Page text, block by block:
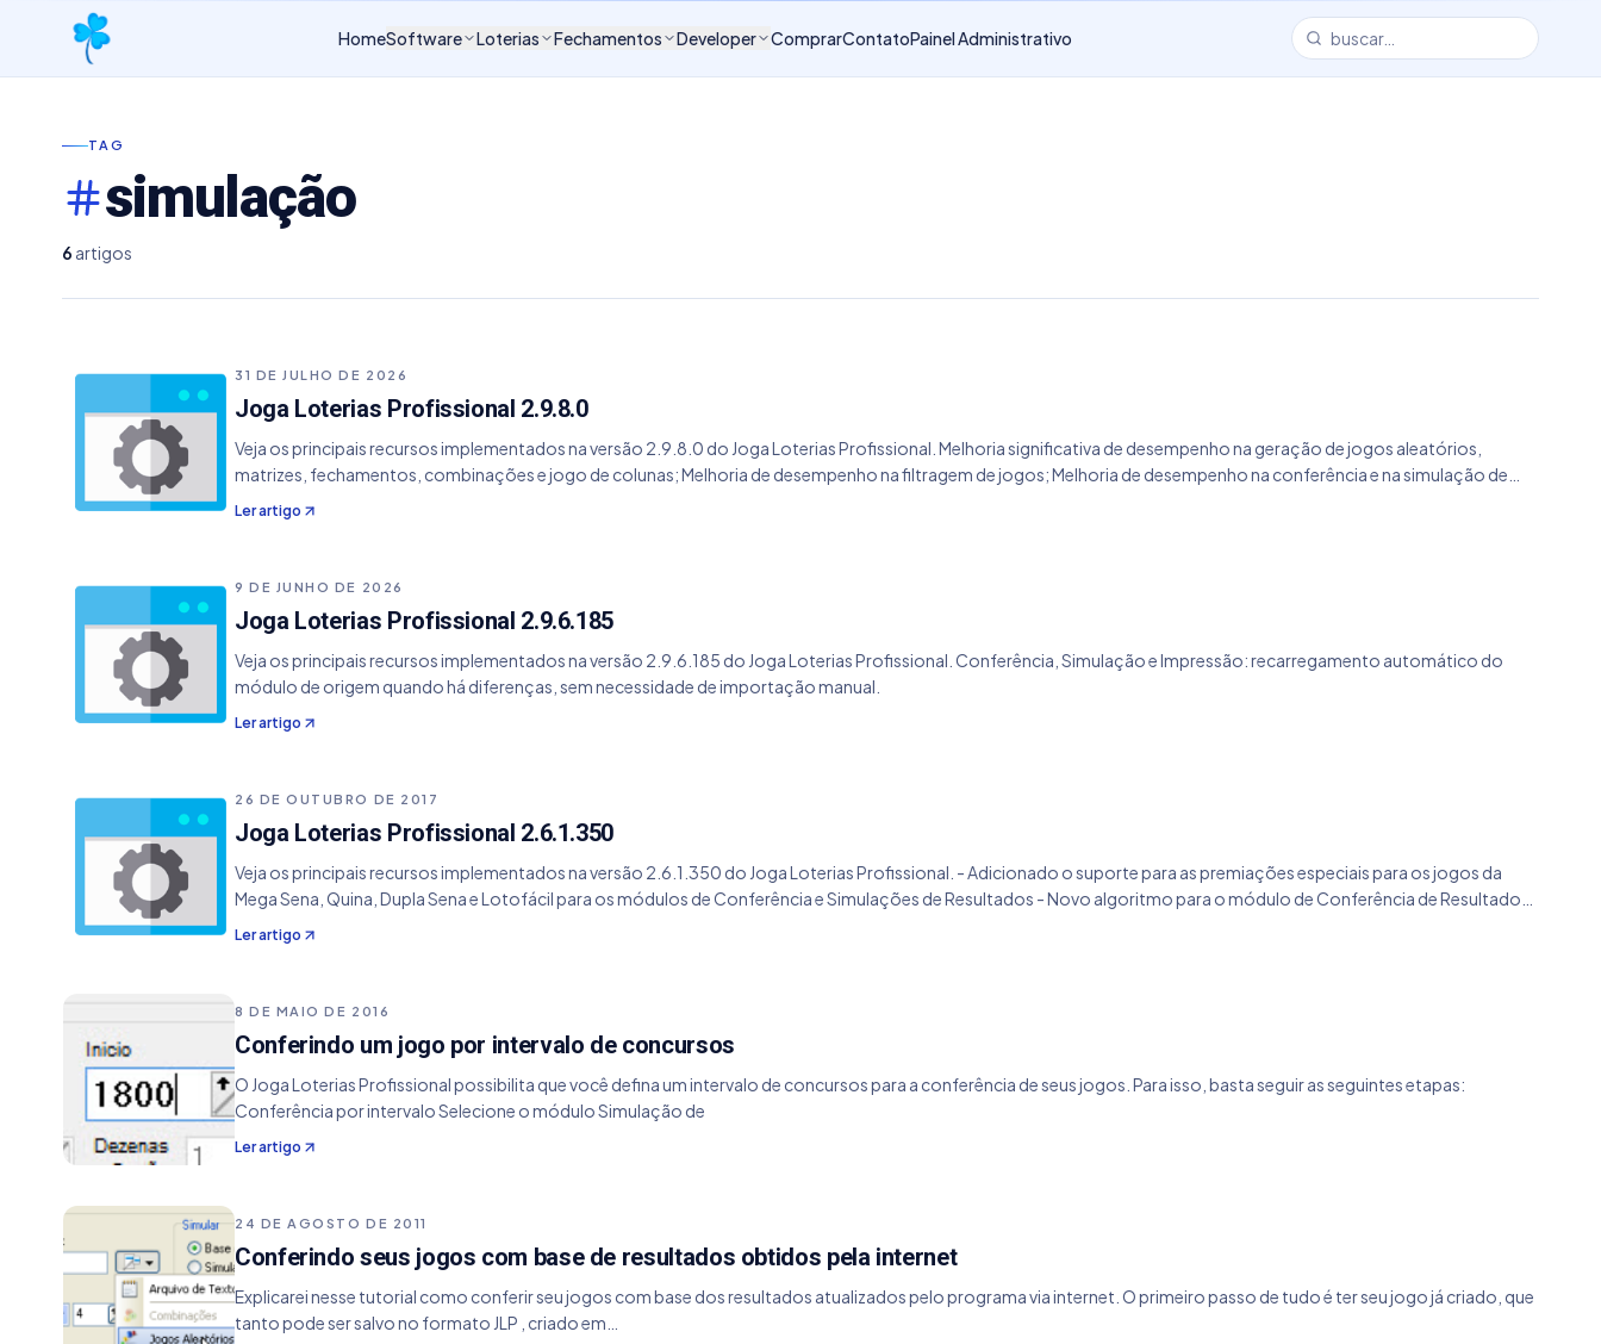
HomeSoftware Loterias Fechamentos Developer ComprarContatoPainel Administrativo
TAG
simulação
6 artigos
31 DE JULHO DE 2026
Joga Loterias Profissional 2.9.8.0
Veja os principais recursos implementados na versão 2.9.8.0 do Joga Loterias Profissional. Melhoria significativa de desempenho na geração de jogos aleatórios,
matrizes, fechamentos, combinações e jogo de colunas; Melhoria de desempenho na filtragem de jogos; Melhoria de desempenho na conferência e na simulação de
resultados; Correção de erro ao salvar e abrir arquivo do programa.
Ler artigo
9 DE JUNHO DE 2026
Joga Loterias Profissional 2.9.6.185
Veja os principais recursos implementados na versão 2.9.6.185 do Joga Loterias Profissional. Conferência, Simulação e Impressão: recarregamento automático do
módulo de origem quando há diferenças, sem necessidade de importação manual.
Ler artigo
26 DE OUTUBRO DE 2017
Joga Loterias Profissional 2.6.1.350
Veja os principais recursos implementados na versão 2.6.1.350 do Joga Loterias Profissional. - Adicionado o suporte para as premiações especiais para os jogos da
Mega Sena, Quina, Dupla Sena e Lotofácil para os módulos de Conferência e Simulações de Resultados - Novo algoritmo para o módulo de Conferência de Resultados,
sendo 5x mais rápido que nas versões anteriores - Adicionado novas informações para os módulos de Conferência e Simulações de Resultados - Possibilidade de
importar um arquivo TXT como base de simulação no módulo de Simulações de Resultados - Alguns bugs de menor importância resolvidos.
Ler artigo
8 DE MAIO DE 2016
Conferindo um jogo por intervalo de concursos
O Joga Loterias Profissional possibilita que você defina um intervalo de concursos para a conferência de seus jogos. Para isso, basta seguir as seguintes etapas:
Conferência por intervalo Selecione o módulo Simulação de
Ler artigo
24 DE AGOSTO DE 2011
Conferindo seus jogos com base de resultados obtidos pela internet
Explicarei nesse tutorial como conferir seu jogos com base dos resultados atualizados pelo programa via internet. O primeiro passo de tudo é ter seu jogo já criado, que
tanto pode ser salvo no formato JLP , criado em…